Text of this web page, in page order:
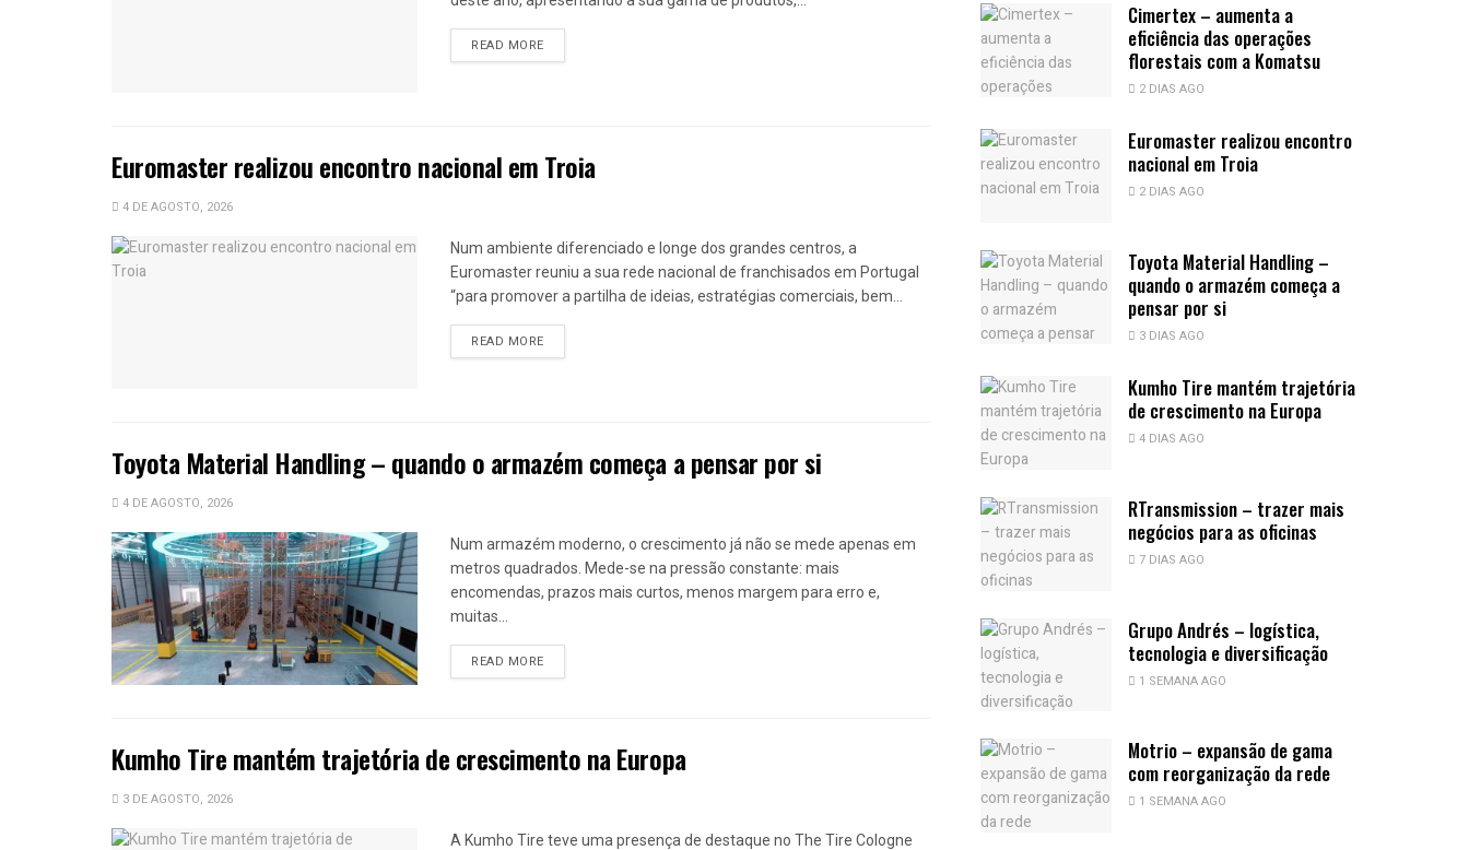
READ MOREDETAILS
Euromaster realizou encontro nacional em Troia
4 DE AGOSTO, 2026
Num ambiente diferenciado e longe dos grandes centros, a
Euromaster reuniu a sua rede nacional de franchisados em Portugal
“para promover a partilha de ideias, estratégias comerciais, bem...
READ MOREDETAILS
Toyota Material Handling – quando o armazém começa a pensar por si
4 DE AGOSTO, 2026
Num armazém moderno, o crescimento já não se mede apenas em
metros quadrados. Mede-se na pressão constante: mais
encomendas, prazos mais curtos, menos margem para erro e,
muitas...
READ MOREDETAILS
Kumho Tire mantém trajetória de crescimento na Europa
3 DE AGOSTO, 2026
A Kumho Tire teve uma presença de destaque no The Tire Cologne
Cimertex – aumenta a
eficiência das operações
florestais com a Komatsu
2 DIAS AGO
Euromaster realizou encontro
nacional em Troia
2 DIAS AGO
Toyota Material Handling –
quando o armazém começa a
pensar por si
3 DIAS AGO
Kumho Tire mantém trajetória
de crescimento na Europa
4 DIAS AGO
RTransmission – trazer mais
negócios para as oficinas
7 DIAS AGO
Grupo Andrés – logística,
tecnologia e diversificação
1 SEMANA AGO
Motrio – expansão de gama
com reorganização da rede
1 SEMANA AGO